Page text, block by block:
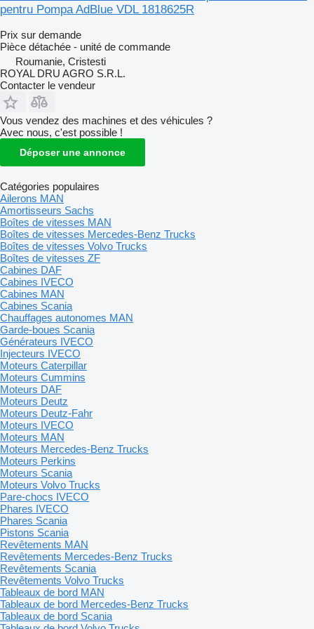
pentru Pompa AdBlue VDL 1818625R
Prix sur demande
Pièce détachée - unité de commande
Roumanie, Cristesti
ROYAL DRU AGRO S.R.L.
Contacter le vendeur
Vous vendez des machines et des véhicules ?
Avec nous, c'est possible !
Déposer une annonce
Catégories populaires
Ailerons MAN
Amortisseurs Sachs
Boîtes de vitesses MAN
Boîtes de vitesses Mercedes-Benz Trucks
Boîtes de vitesses Volvo Trucks
Boîtes de vitesses ZF
Cabines DAF
Cabines IVECO
Cabines MAN
Cabines Scania
Chauffages autonomes MAN
Garde-boues Scania
Générateurs IVECO
Injecteurs IVECO
Moteurs Caterpillar
Moteurs Cummins
Moteurs DAF
Moteurs Deutz
Moteurs Deutz-Fahr
Moteurs IVECO
Moteurs MAN
Moteurs Mercedes-Benz Trucks
Moteurs Perkins
Moteurs Scania
Moteurs Volvo Trucks
Pare-chocs IVECO
Phares IVECO
Phares Scania
Pistons Scania
Revêtements MAN
Revêtements Mercedes-Benz Trucks
Revêtements Scania
Revêtements Volvo Trucks
Tableaux de bord MAN
Tableaux de bord Mercedes-Benz Trucks
Tableaux de bord Scania